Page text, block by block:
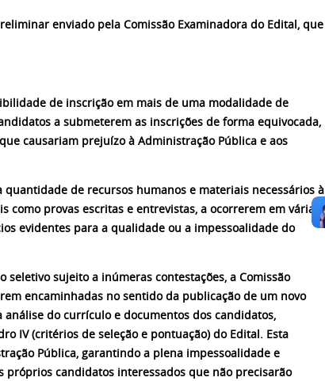
enviado pela Comissão Examinadora do Edital, que
de inscrição em mais de uma modalidade de
a submeterem as inscrições de forma equivocada,
causariam prejuízo à Administração Pública e aos
de recursos humanos e materiais necessários à
provas escritas e entrevistas, a ocorrerem em várias
evidentes para a qualidade ou a impessoalidade do
sujeito a inúmeras contestações, a Comissão
encaminhadas no sentido da publicação de um novo
análise do currículo e documentos dos candidatos,
IV (critérios de seleção e pontuação) do Edital. Esta
Pública, garantindo a plena impessoalidade e
candidatos interessados que não precisarão